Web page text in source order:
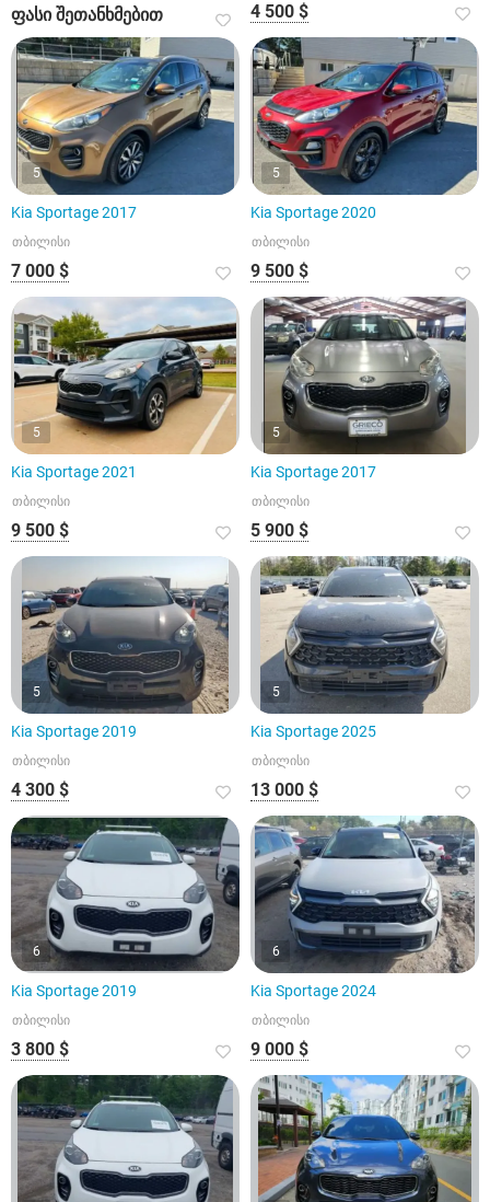
ფასი შეთანხმებით 4 500 $
5
Kia Sportage 2017
თბილისი
7 000 $
5
Kia Sportage 2020
თბილისი
9 500 $
5
Kia Sportage 2021
თბილისი
9 500 $
5
Kia Sportage 2017
თბილისი
5 900 $
5
Kia Sportage 2019
თბილისი
4 300 $
5
Kia Sportage 2025
თბილისი
13 000 $
6
Kia Sportage 2019
თბილისი
3 800 $
6
Kia Sportage 2024
თბილისი
9 000 $